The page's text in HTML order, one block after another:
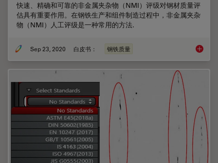
快速、精确和可靠的非金属夹杂物（NMI）评级对钢材质量评
估具有重要作用。在钢铁生产和组件制造过程中，非金属夹杂
物（NMI）人工评级是一种常用的方法.
Sep 23, 2020 白皮书： 钢铁质量 钢材质